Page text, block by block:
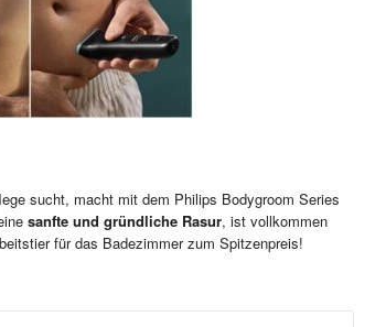
sucht, macht mit dem Philips Bodygroom Series
sanfte und gründliche Rasur, ist vollkommen
für das Badezimmer zum Spitzenpreis!